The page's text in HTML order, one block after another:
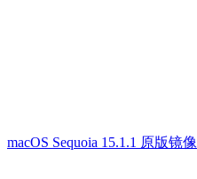
macOS Sequoia 15.1.1 原版镜像